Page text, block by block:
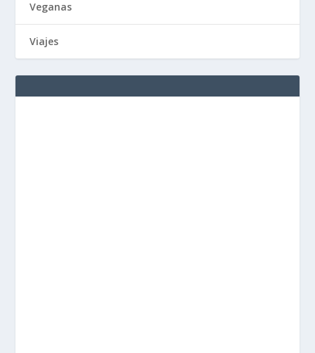
Veganas
Viajes